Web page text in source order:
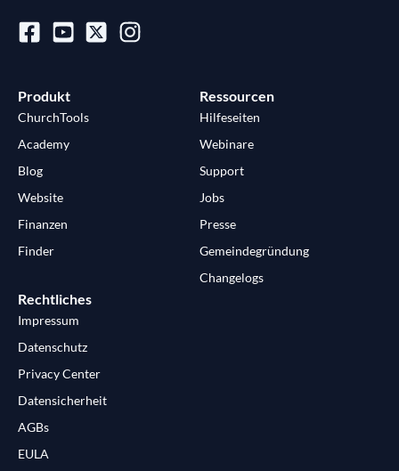
Produkt
ChurchTools
Academy
Blog
Website
Finanzen
Finder
Ressourcen
Hilfeseiten
Webinare
Support
Jobs
Presse
Gemeindegründung
Changelogs
Rechtliches
Impressum
Datenschutz
Privacy Center
Datensicherheit
AGBs
EULA